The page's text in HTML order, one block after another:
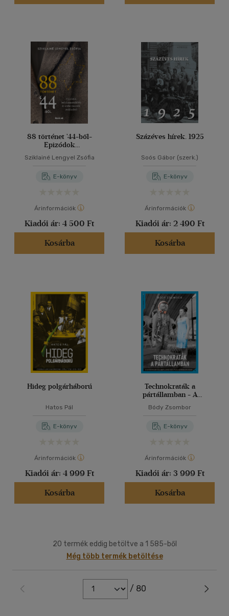
88 történet '44-ből-
Epizódok
holokauszttúlélők és
embermentők emlékeiből
Sziklainé Lengyel Zsófia
E-könyv
Árinformációk
Kiadói ár: 4 500 Ft
Kosárba
Százéves hírek. 1925
Soós Gábor (szerk.)
E-könyv
Árinformációk
Kiadói ár: 2 490 Ft
Kosárba
Hideg polgárháború
Hatos Pál
E-könyv
Árinformációk
Kiadói ár: 4 999 Ft
Kosárba
Technokraták a
pártállamban - A
dinamikája a
Bódy Zsombor
E-könyv
Árinformációk
Kiadói ár: 3 999 Ft
Kosárba
20 termék eddig betöltve a 1 585-ből
Még több termék betöltése
/ 80